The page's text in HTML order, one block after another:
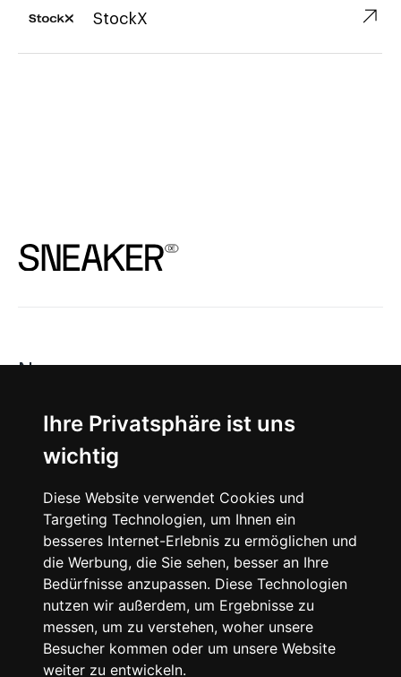
Ihre Privatsphäre ist uns
wichtig
Diese Website verwendet Cookies und
Targeting Technologien, um Ihnen ein
besseres Internet-Erlebnis zu ermöglichen und
die Werbung, die Sie sehen, besser an Ihre
Bedürfnisse anzupassen. Diese Technologien
nutzen wir außerdem, um Ergebnisse zu
messen, um zu verstehen, woher unsere
Besucher kommen oder um unsere Website
weiter zu entwickeln.
StockX ↗︎
News
About
Instagram
Facebook
© 2024 SNEAKERᴰᴱ, All rights reserved.